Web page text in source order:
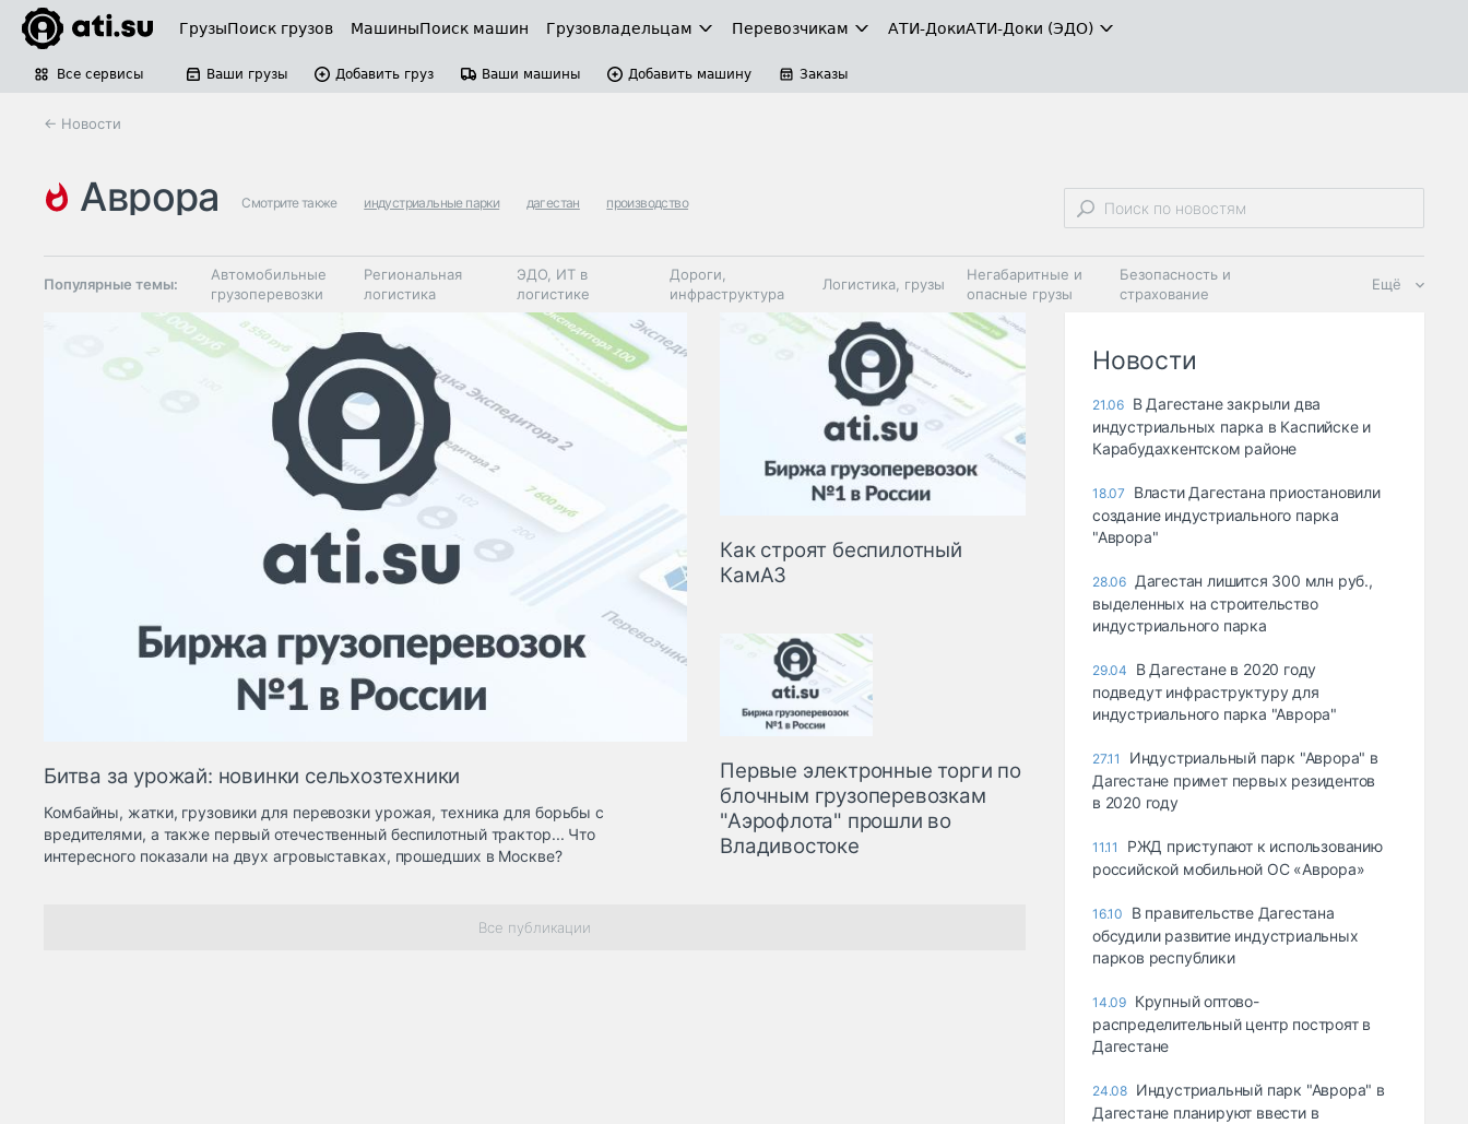
ГрузыПоиск грузов МашиныПоиск машин Грузовладельцам Перевозчикам АТИ-ДокиАТИ-Доки (ЭДО)
Все сервисы Ваши грузы Добавить груз Ваши машины Добавить машину Заказы
← Новости
аврора Смотрите также индустриальные парки дагестан производство
Популярные темы:
Автомобильные
грузоперевозки
Региональная
логистика
ЭДО, ИТ в
логистике
Дороги,
инфраструктура
Логистика, грузы
Негабаритные и
опасные грузы
Безопасность и
страхование
Таможня и ВЭД
грузовые
терминалы
Коммерческий
транспорт
Спецтехника
Автосервис,
запчасти, шины
Топливо, масла и
автохимия
Ещё
Битва за урожай: новинки сельхозтехники
Комбайны, жатки, грузовики для перевозки урожая, техника для борьбы с
вредителями, а также первый отечественный беспилотный трактор... Что
интересного показали на двух агровыставках, прошедших в Москве?
Как строят беспилотный
КамАЗ
Первые электронные торги по
блочным грузоперевозкам
"Аэрофлота" прошли во
Владивостоке
Все публикации
Новости
21.06 В Дагестане закрыли два
индустриальных парка в Каспийске и
Карабудахкентском районе
18.07
Власти Дагестана приостановили
создание индустриального парка
"Аврора"
28.06 Дагестан лишится 300 млн руб.,
выделенных на строительство
индустриального парка
29.04
В Дагестане в 2020 году
подведут инфраструктуру для
индустриального парка "Аврора"
27.11
Индустриальный парк "Аврора" в
Дагестане примет первых резидентов
в 2020 году
11.11
РЖД приступают к использованию
российской мобильной ОС «Аврора»
16.10
В правительстве Дагестана
обсудили развитие индустриальных
парков республики
14.09 Крупный оптово-
распределительный центр построят в
Дагестане
24.08 Индустриальный парк "Аврора" в
Дагестане планируют ввести в